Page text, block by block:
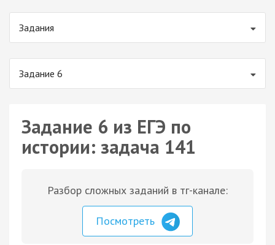
Задания
Задание 6
Задание 6 из ЕГЭ по
истории: задача 141
Разбор сложных заданий в тг-канале:
Посмотреть